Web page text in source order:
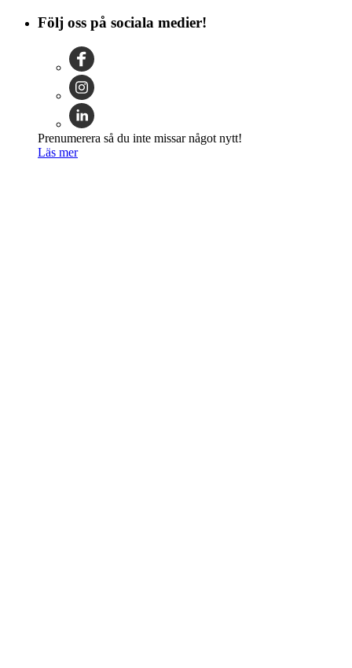
Följ oss på sociala medier!
Prenumerera så du inte missar något nytt!
Läs mer